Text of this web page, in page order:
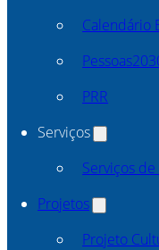
Calendário
PRR
Serviços
Serviços
Projetos
Projeto